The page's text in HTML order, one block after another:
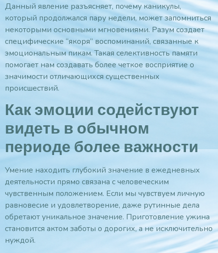
Данный явление разъясняет, почему каникулы,
который продолжался пару недели, может запомниться
некоторыми основными мгновениями. Разум создает
специфические “якоря” воспоминаний, связанные к
эмоциональным пикам. Такая селективность памяти
помогает нам создавать более четкое восприятие о
значимости отличающихся существенных
происшествий.
Как эмоции содействуют
видеть в обычном
периоде более важности
Умение находить глубокий значение в ежедневных
деятельности прямо связана с человеческим
чувственным положением. Если мы чувствуем личную
равновесие и удовлетворение, даже рутинные дела
обретают уникальное значение. Приготовление ужина
становится актом заботы о дорогих, а не исключительно
нуждой.